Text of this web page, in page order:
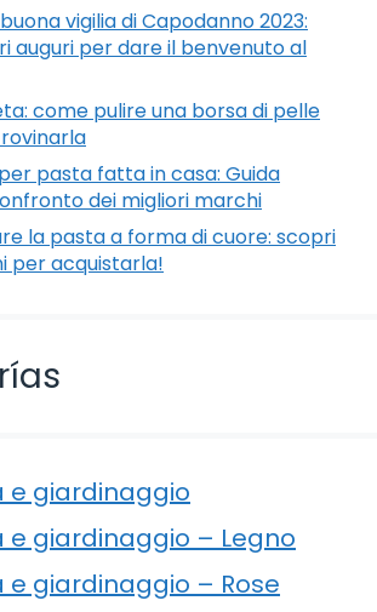
vigilia di Capodanno 2023:
auguri per dare il benvenuto al
come pulire una borsa di pelle
pasta fatta in casa: Guida
dei migliori marchi
la pasta a forma di cuore: scopri
per acquistarla!
e giardinaggio
e giardinaggio – Legno
e giardinaggio – Rose